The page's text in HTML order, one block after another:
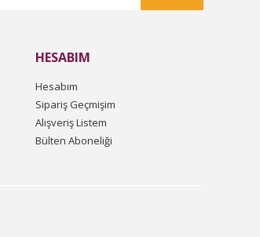
HESABIM
Hesabım
Sipariş Geçmişim
Alışveriş Listem
Bülten Aboneliği